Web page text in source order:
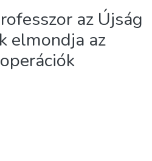
az Újság
elmondja az